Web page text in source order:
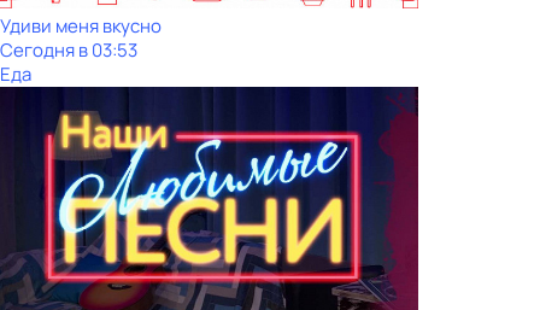
Удиви меня вкусно
Сегодня в 03:53
Еда